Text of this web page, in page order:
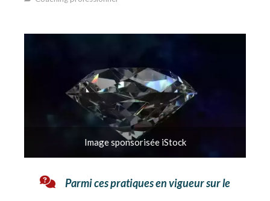
Image sponsorisée iStock
Parmi ces pratiques en vigueur sur le